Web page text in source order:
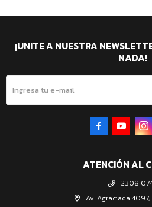
ATENCIÓN AL
2308
Av. Agraciada
¡UNITE A NUESTRA
NADA!
  